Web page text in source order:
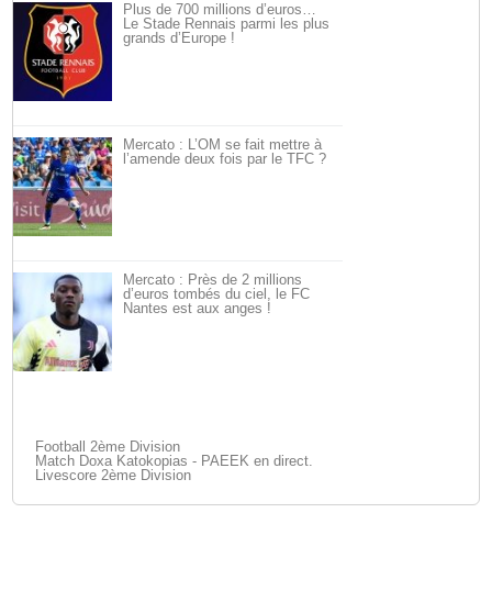
Plus de 700 millions d’euros…
Le Stade Rennais parmi les plus
grands d’Europe !
Mercato : L’OM se fait mettre à
l’amende deux fois par le TFC ?
Mercato : Près de 2 millions
d’euros tombés du ciel, le FC
Nantes est aux anges !
Football 2ème Division
Match Doxa Katokopias - PAEEK en direct.
Livescore 2ème Division